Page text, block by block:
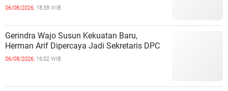
06/08/2026, 18:38 WIB
Gerindra Wajo Susun Kekuatan Baru,
Herman Arif Dipercaya Jadi Sekretaris DPC
06/08/2026, 16:02 WIB